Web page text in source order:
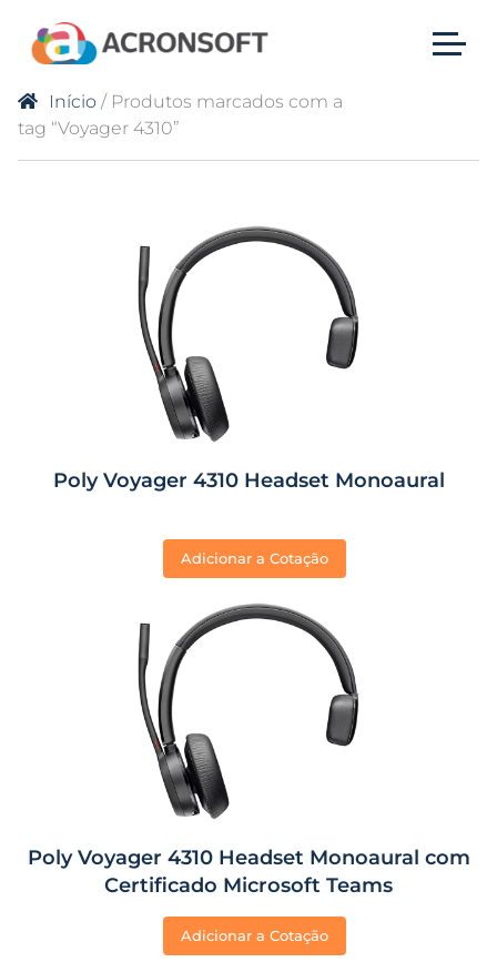
Início / Produtos marcados com a
tag “Voyager 4310”
Poly Voyager 4310 Headset Monoaural
Adicionar a Cotação
Poly Voyager 4310 Headset Monoaural com
Certificado Microsoft Teams
Adicionar a Cotação